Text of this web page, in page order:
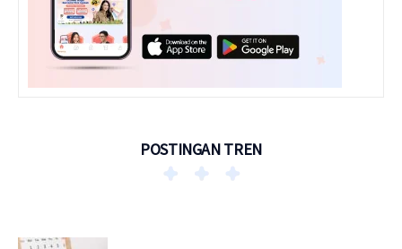
POSTINGAN TREN